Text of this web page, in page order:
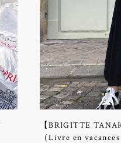
【BRIGITTE
（Livre en vacances